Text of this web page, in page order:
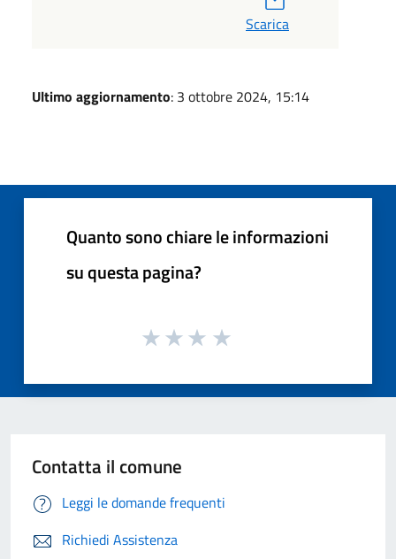
Scarica
Ultimo aggiornamento: 3 ottobre 2024, 15:14
Quanto sono chiare le informazioni
su questa pagina?
Contatta il comune
Leggi le domande frequenti
Richiedi Assistenza